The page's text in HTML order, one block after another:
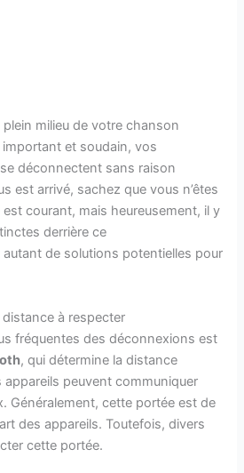
milieu de votre chanson
important et soudain, vos
se déconnectent sans raison
est arrivé, sachez que vous n’êtes
courant, mais heureusement, il y
derrière ce
de solutions potentielles pour
à respecter
fréquentes des déconnexions est
, qui détermine la distance
appareils peuvent communiquer
Généralement, cette portée est de
des appareils. Toutefois, divers
cette portée.